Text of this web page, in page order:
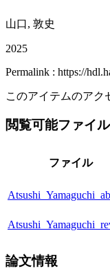
山口, 敦史
2025
Permalink : https://
このアイテムのアク
閲覧可能ファイル
ファイル
論文情報